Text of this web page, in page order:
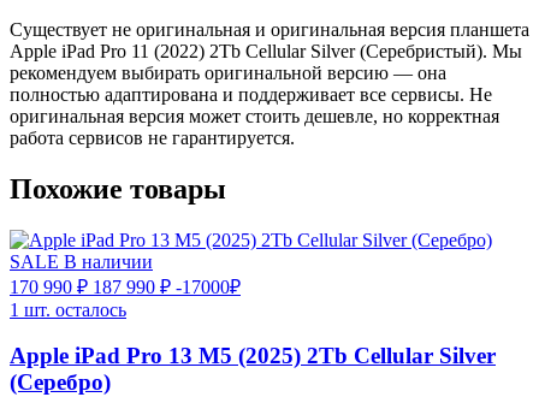
Существует не оригинальная и оригинальная версия планшета
Apple iPad Pro 11 (2022) 2Tb Cellular Silver (Серебристый). Мы
рекомендуем выбирать оригинальной версию — она
полностью адаптирована и поддерживает все сервисы. Не
оригинальная версия может стоить дешевле, но корректная
работа сервисов не гарантируется.
Похожие товары
SALE В наличии
170 990 ₽ 187 990 ₽ -17000₽
1 шт. осталось
Apple iPad Pro 13 M5 (2025) 2Tb Cellular Silver
(Серебро)